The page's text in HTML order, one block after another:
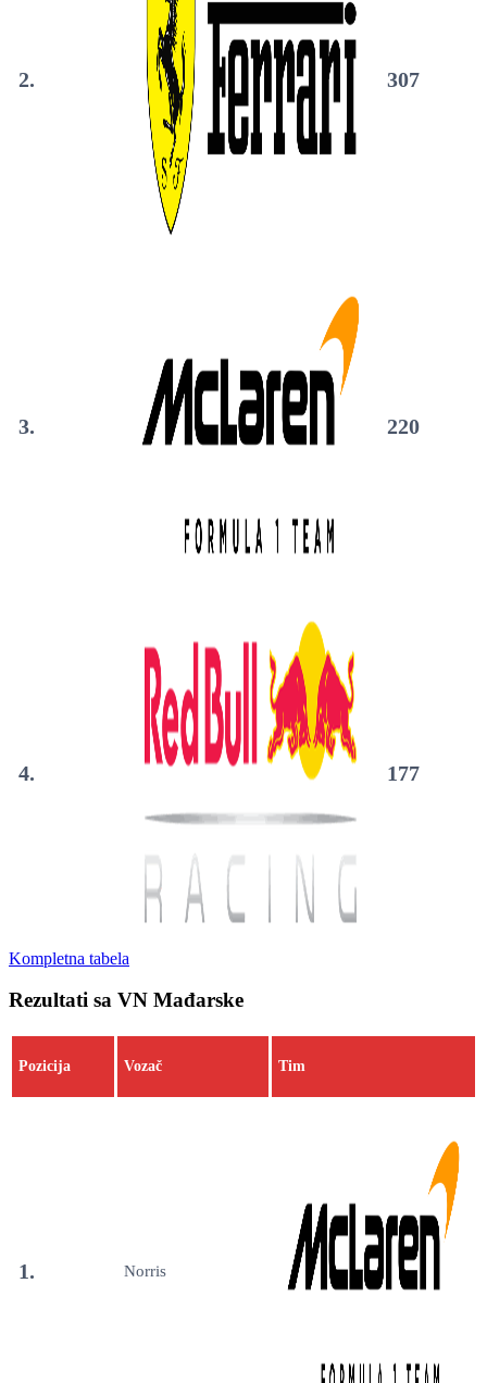
2. 307
3. 220
4. 177
Kompletna tabela
Rezultati sa VN Mađarske
Pozicija Vozač Tim
1. Norris